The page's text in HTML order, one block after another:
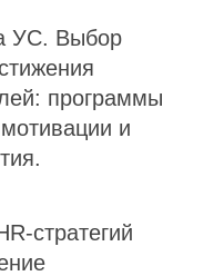
УС. Выбор
программы
и
стратегий